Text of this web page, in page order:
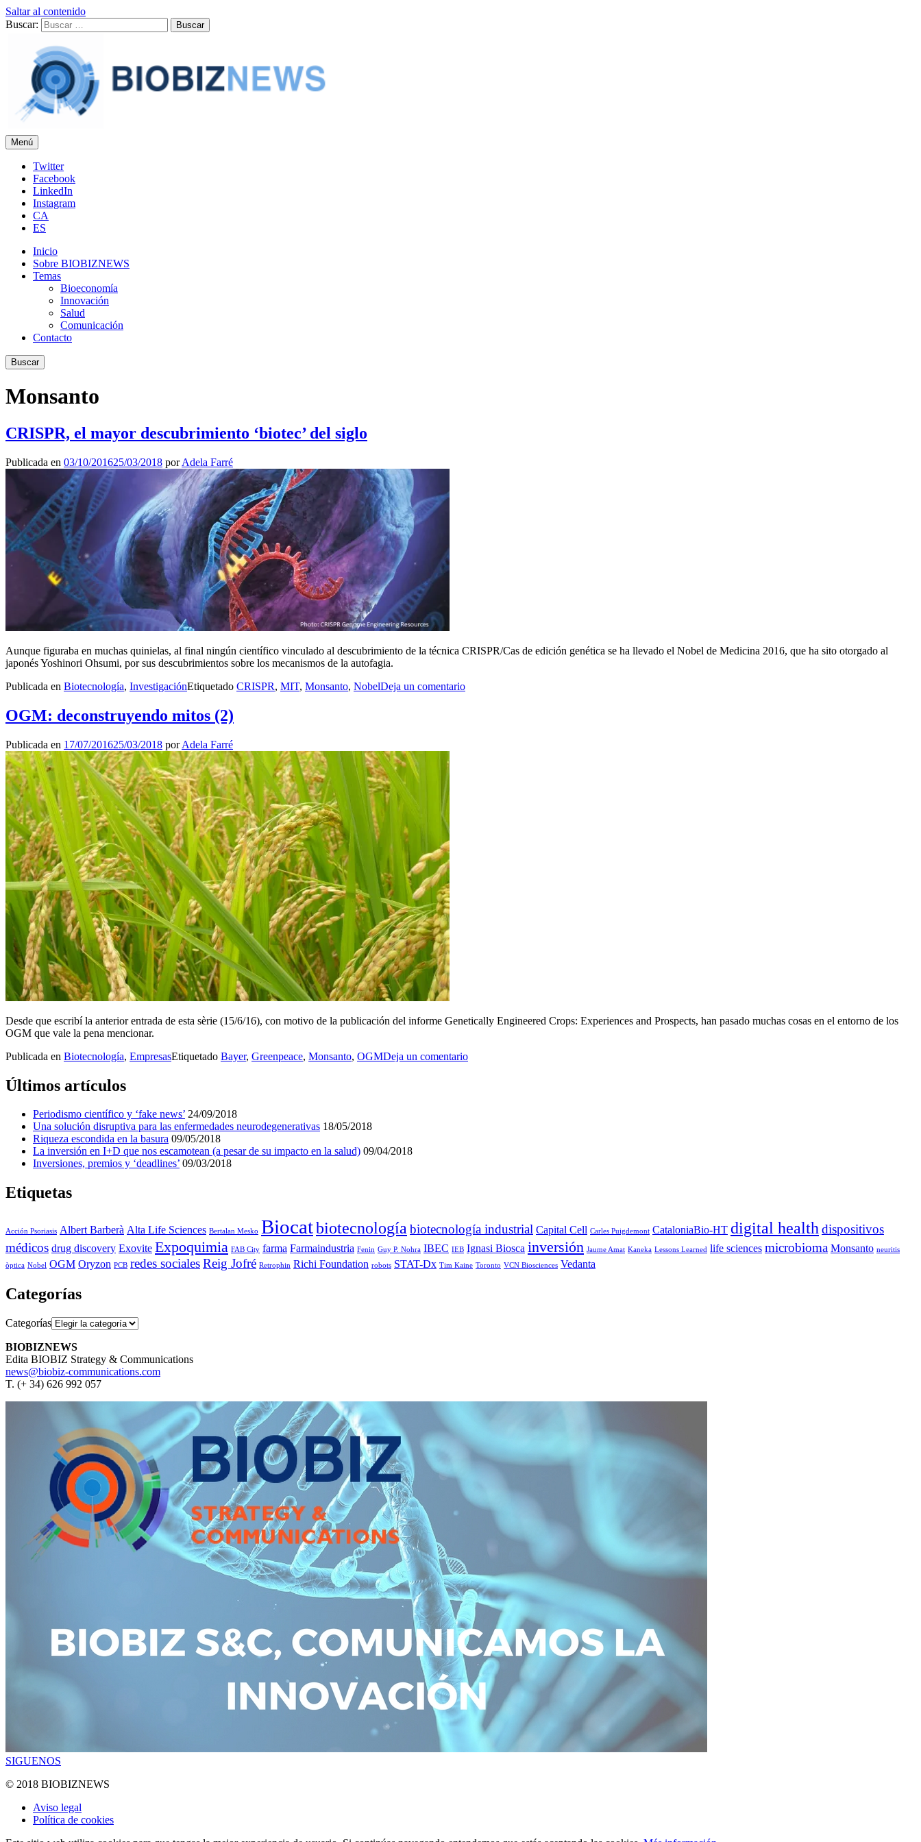
Saltar al contenido
Buscar:
BIOBIZNEWS
Noticias y reflexiones sobre biotecnología
Menú
Twitter
Facebook
LinkedIn
Instagram
CA
ES
Inicio
Sobre BIOBIZNEWS
Temas
Bioeconomía
Innovación
Salud
Comunicación
Contacto
Buscar
Monsanto
CRISPR, el mayor descubrimiento ‘biotec’ del siglo
Publicada en 03/10/201625/03/2018 porAdela Farré
Aunque figuraba en muchas quinielas, al final ningún científico vinculado al descubrimiento de la técnica CRISPR/Cas de edición genética se ha llevado el Nobel de Medicina 2016, que ha sito otorgado al
japonés Yoshinori Ohsumi, por sus descubrimientos sobre los mecanismos de la autofagia.
Publicada en Biotecnología, InvestigaciónEtiquetado CRISPR, MIT, Monsanto, NobelDeja un comentario
OGM: deconstruyendo mitos (2)
Publicada en 17/07/201625/03/2018 porAdela Farré
Desde que escribí la anterior entrada de esta sèrie (15/6/16), con motivo de la publicación del informe Genetically Engineered Crops: Experiences and Prospects, han pasado muchas cosas en el entorno de los
OGM que vale la pena mencionar.
Publicada en Biotecnología, EmpresasEtiquetado Bayer, Greenpeace, Monsanto, OGMDeja un comentario
Últimos artículos
Periodismo científico y ‘fake news’ 24/09/2018
Una solución disruptiva para las enfermedades neurodegenerativas 18/05/2018
Riqueza escondida en la basura 09/05/2018
La inversión en I+D que nos escamotean (a pesar de su impacto en la salud) 09/04/2018
Inversiones, premios y ‘deadlines’ 09/03/2018
Etiquetas
Acción Psoriasis Albert Barberà Alta Life Sciences Bertalan Mesko Biocatbiotecnología biotecnología industrial Capital Cell Carles Puigdemont CataloniaBio-HT digital health dispositivos
médicos drug discovery Exovite Expoquimia FAB City farma Farmaindustria Fenin Guy P. Nohra IBEC IEB Ignasi Biosca inversión Jaume Amat Kaneka Lessons Learned life sciences microbioma Monsanto neuritis
òptica Nobel OGM Oryzon PCB redes socialesReig Jofré Retrophin Richi Foundation robots STAT-Dx Tim Kaine Toronto VCN Biosciences Vedanta
Categorías
Categorías
BIOBIZNEWS
Edita BIOBIZ Strategy & Communications
news@biobiz-communications.com
T. (+ 34) 626 992 057
SIGUENOS
© 2018 BIOBIZNEWS
Aviso legal
Política de cookies